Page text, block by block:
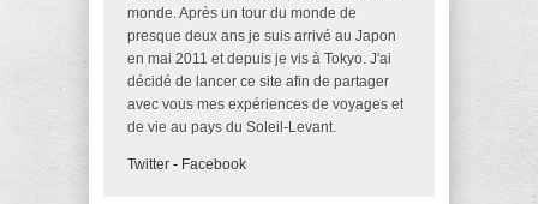
monde. Après un tour du monde de
presque deux ans je suis arrivé au Japon
en mai 2011 et depuis je vis à Tokyo. J'ai
décidé de lancer ce site afin de partager
avec vous mes expériences de voyages et
de vie au pays du Soleil-Levant.
Twitter - Facebook